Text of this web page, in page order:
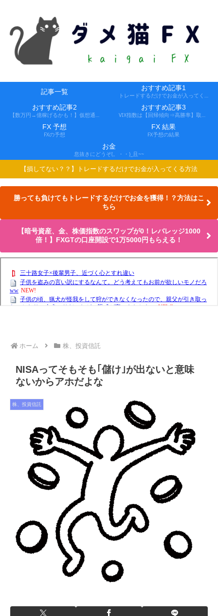
記事一覧 おすすめ記事1
おすすめ記事2 おすすめ記事3
FX 予想
FXの予想
FX 結果
FX予想の結果
お金
息抜きにどうぞ(。・・)_且~~
【損してない？？】トレードするだけでお金が入ってくる方法
勝っても負けてもトレードするだけでお金を獲得！？方法はこ
ちら
【暗号資産、金、株価指数のスワップが0！レバレッジ1000
倍！】FXGTの口座開設で1万5000円もらえる！
ホーム 株、投資信託
NISAってそもそも｢儲け｣が出ないと意味
ないからアホだよな
株、投資信託